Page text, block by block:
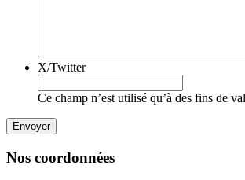
X/Twitter
Ce champ n’est utilisé qu’à des fins de
Nos coordonnées